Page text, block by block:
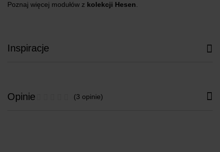
Poznaj więcej modułów z kolekcji Hesen
Inspiracje
Opinie (3 opinie)